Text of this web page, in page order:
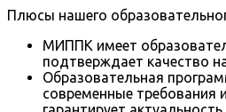
Плюсы нашего
МИППК имеет
подтверждает качество
Образовательная
современные требования